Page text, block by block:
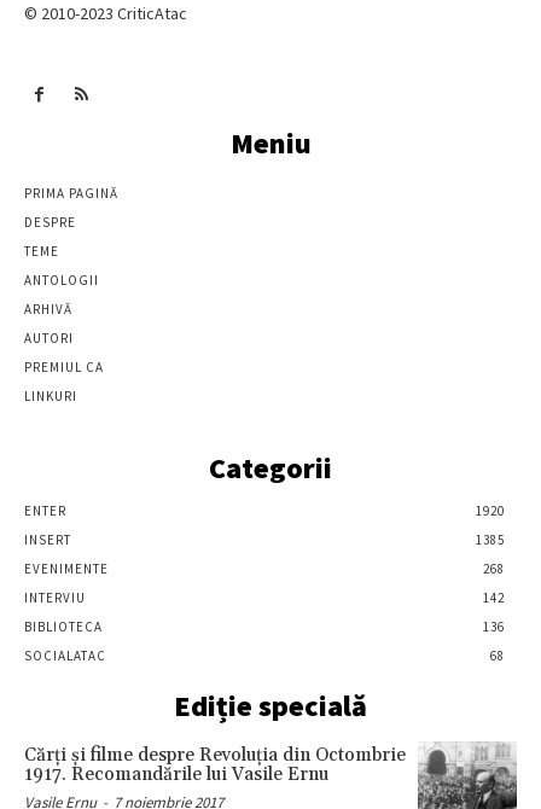
© 2010-2023 CriticAtac
Meniu
PRIMA PAGINĂ
DESPRE
TEME
ANTOLOGII
ARHIVĂ
AUTORI
PREMIUL CA
LINKURI
Categorii
ENTER
1920
INSERT
1385
EVENIMENTE
268
INTERVIU
142
BIBLIOTECA
136
SOCIALATAC
68
Ediție specială
Cărţi şi filme despre Revoluţia din Octombrie
1917. Recomandările lui Vasile Ernu
Vasile Ernu - 7 noiembrie 2017